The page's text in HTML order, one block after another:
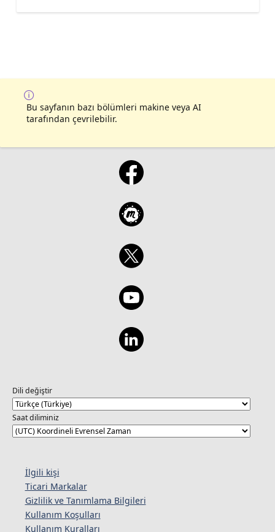
Bu sayfanın bazı bölümleri makine veya AI
tarafından çevrilebilir.
Dili değiştir
Saat diliminiz
İlgili kişi
Ticari Markalar
Gizlilik ve Tanımlama Bilgileri
Kullanım Koşulları
Kullanım Kuralları